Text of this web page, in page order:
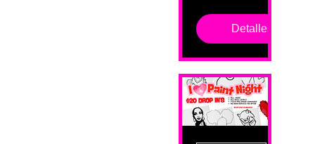
Detalles